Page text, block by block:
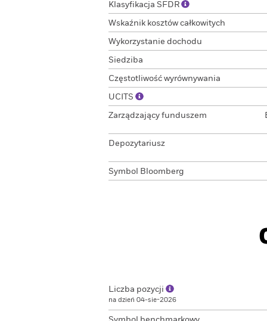
Klasyfikacja SFDR
Wskaźnik kosztów całkowitych
Wykorzystanie dochodu
Siedziba
Częstotliwość wyrównywania
UCITS
Zarządzający funduszem
Depozytariusz
Symbol Bloomberg
Liczba pozycji
na dzień 04-sie-2026